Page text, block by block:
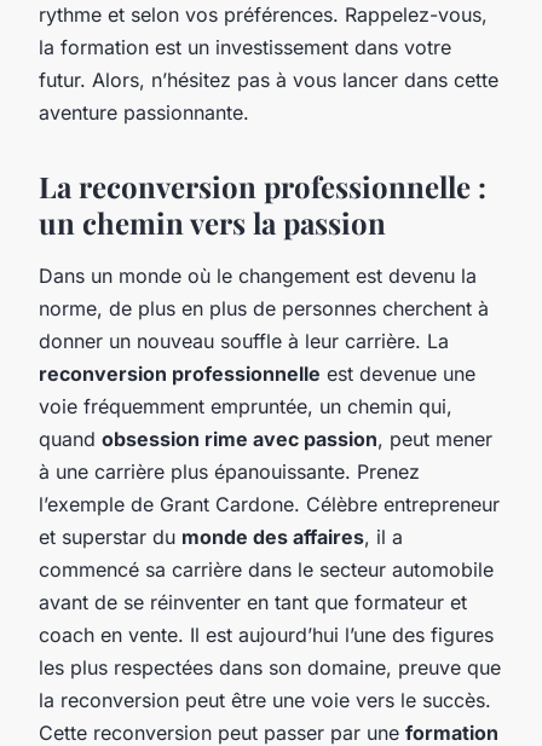
rythme et selon vos préférences. Rappelez-vous,
la formation est un investissement dans votre
futur. Alors, n’hésitez pas à vous lancer dans cette
aventure passionnante.
La reconversion professionnelle :
un chemin vers la passion
Dans un monde où le changement est devenu la
norme, de plus en plus de personnes cherchent à
donner un nouveau souffle à leur carrière. La
reconversion professionnelle est devenue une
voie fréquemment empruntée, un chemin qui,
quand obsession rime avec passion, peut mener
à une carrière plus épanouissante. Prenez
l’exemple de Grant Cardone. Célèbre entrepreneur
et superstar du monde des affaires, il a
commencé sa carrière dans le secteur automobile
avant de se réinventer en tant que formateur et
coach en vente. Il est aujourd’hui l’une des figures
les plus respectées dans son domaine, preuve que
la reconversion peut être une voie vers le succès.
Cette reconversion peut passer par une formation